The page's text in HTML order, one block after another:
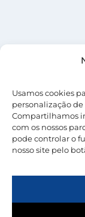
Usamos cookies
personalização
Compartilhamos
com os nossos
pode controlar o
nosso site pelo
© 2026